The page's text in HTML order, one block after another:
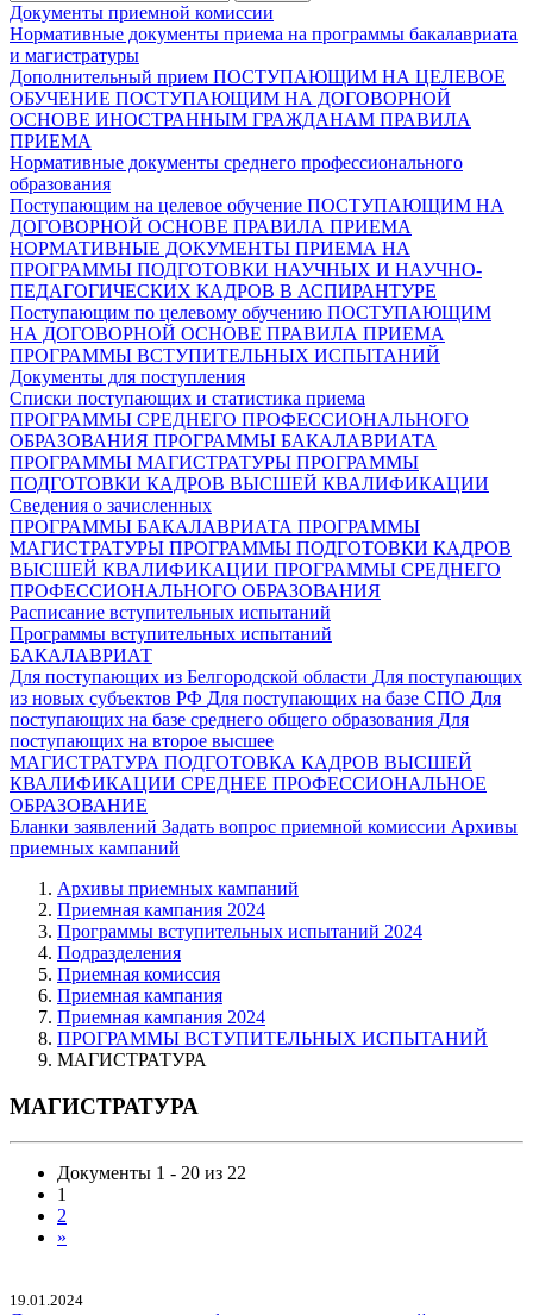
Документы приемной комиссии
Нормативные документы приема на программы бакалавриата
и магистратуры
Дополнительный прием ПОСТУПАЮЩИМ НА ЦЕЛЕВОЕ
ОБУЧЕНИЕ ПОСТУПАЮЩИМ НА ДОГОВОРНОЙ
ОСНОВЕ ИНОСТРАННЫМ ГРАЖДАНАМ ПРАВИЛА
ПРИЕМА
Нормативные документы среднего профессионального
образования
Поступающим на целевое обучение ПОСТУПАЮЩИМ НА
ДОГОВОРНОЙ ОСНОВЕ ПРАВИЛА ПРИЕМА
НОРМАТИВНЫЕ ДОКУМЕНТЫ ПРИЕМА НА
ПРОГРАММЫ ПОДГОТОВКИ НАУЧНЫХ И НАУЧНО-
ПЕДАГОГИЧЕСКИХ КАДРОВ В АСПИРАНТУРЕ
Поступающим по целевому обучению ПОСТУПАЮЩИМ
НА ДОГОВОРНОЙ ОСНОВЕ ПРАВИЛА ПРИЕМА
ПРОГРАММЫ ВСТУПИТЕЛЬНЫХ ИСПЫТАНИЙ
Документы для поступления
Списки поступающих и статистика приема
ПРОГРАММЫ СРЕДНЕГО ПРОФЕССИОНАЛЬНОГО
ОБРАЗОВАНИЯ ПРОГРАММЫ БАКАЛАВРИАТА
ПРОГРАММЫ МАГИСТРАТУРЫ ПРОГРАММЫ
ПОДГОТОВКИ КАДРОВ ВЫСШЕЙ КВАЛИФИКАЦИИ
Сведения о зачисленных
ПРОГРАММЫ БАКАЛАВРИАТА ПРОГРАММЫ
МАГИСТРАТУРЫ ПРОГРАММЫ ПОДГОТОВКИ КАДРОВ
ВЫСШЕЙ КВАЛИФИКАЦИИ ПРОГРАММЫ СРЕДНЕГО
ПРОФЕССИОНАЛЬНОГО ОБРАЗОВАНИЯ
Расписание вступительных испытаний
Программы вступительных испытаний
БАКАЛАВРИАТ
Для поступающих из Белгородской области Для поступающих
из новых субъектов РФ Для поступающих на базе СПО Для
поступающих на базе среднего общего образования Для
поступающих на второе высшее
МАГИСТРАТУРА ПОДГОТОВКА КАДРОВ ВЫСШЕЙ
КВАЛИФИКАЦИИ СРЕДНЕЕ ПРОФЕССИОНАЛЬНОЕ
ОБРАЗОВАНИЕ
Бланки заявлений Задать вопрос приемной комиссии Архивы
приемных кампаний
Архивы приемных кампаний
Приемная кампания 2024
Программы вступительных испытаний 2024
Подразделения
Приемная комиссия
Приемная кампания
Приемная кампания 2024
ПРОГРАММЫ ВСТУПИТЕЛЬНЫХ ИСПЫТАНИЙ
МАГИСТРАТУРА
МАГИСТРАТУРА
Документы 1 - 20 из 22
1
2
»
19.01.2024